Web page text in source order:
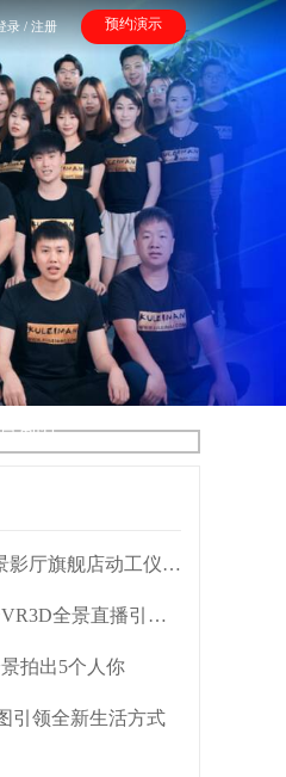
录 / 注册 预约演示
制作
耳东国际影城暨耳东VR全景影厅旗舰店动工仪式盛大举行
激战到底丨中国电信天翼云VR3D全景直播引燃拳击热火
拍出5个人你
引领全新生活方式